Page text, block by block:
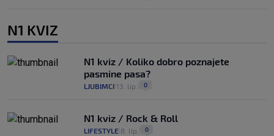
N1 KVIZ
N1 kviz / Koliko dobro poznajete
pasmine pasa?
LJUBIMCI 13. lip. 0
N1 kviz / Rock & Roll
LIFESTYLE 8. lip. 0